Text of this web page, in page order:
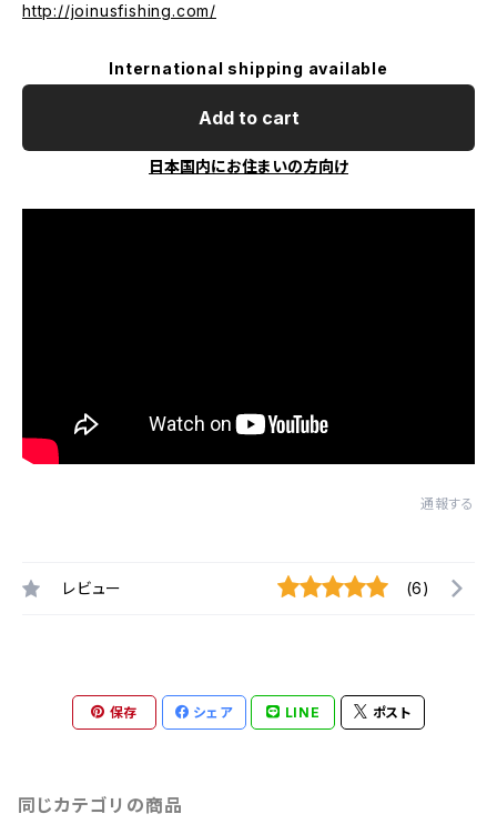
http://joinusfishing.com/
International shipping available
Add to cart
日本国内にお住まいの方向け
通報する
レビュー (6)
保存 シェア LINE ポスト
同じカテゴリの商品